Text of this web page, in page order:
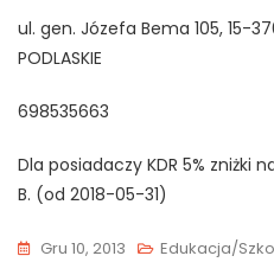
ul. gen. Józefa Bema 105, 15-
PODLASKIE
698535663
Dla posiadaczy KDR 5% zniżki
B. (od 2018-05-31)
Gru 10, 2013 Edukacja/